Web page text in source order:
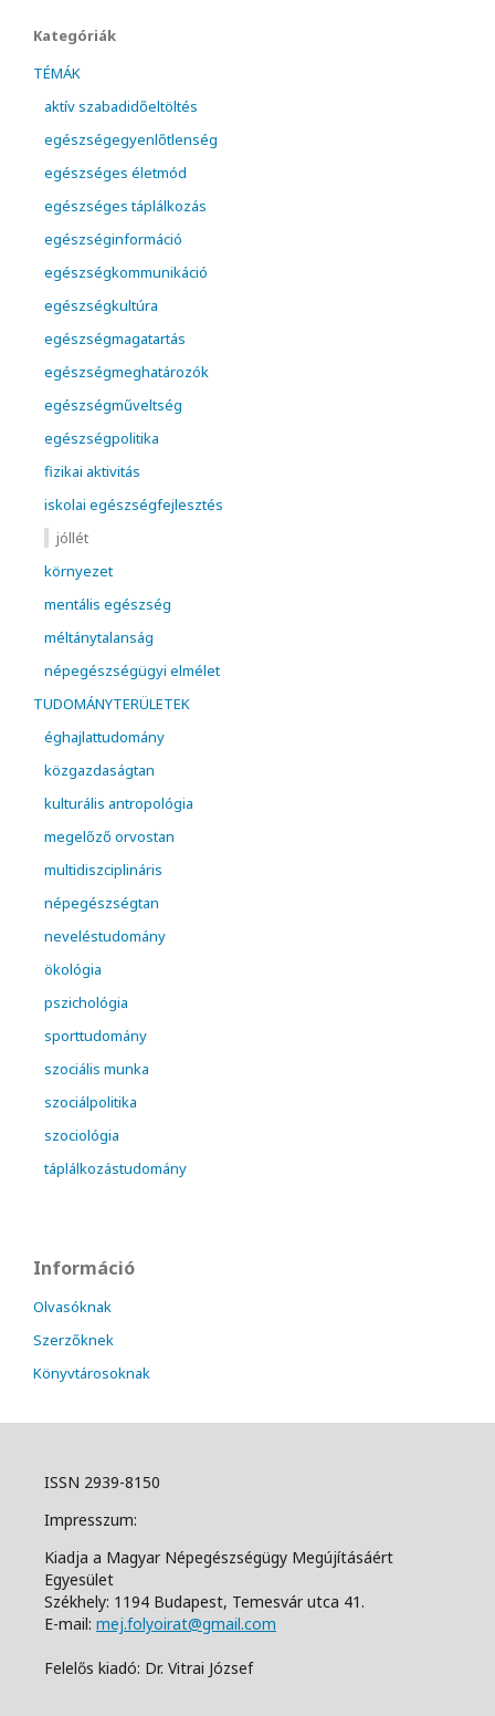
Kategóriák
TÉMÁK
aktív szabadidőeltöltés
egészségegyenlőtlenség
egészséges életmód
egészséges táplálkozás
egészséginformáció
egészségkommunikáció
egészségkultúra
egészségmagatartás
egészségmeghatározók
egészségműveltség
egészségpolitika
fizikai aktivitás
iskolai egészségfejlesztés
jóllét
környezet
mentális egészség
méltánytalanság
népegészségügyi elmélet
TUDOMÁNYTERÜLETEK
éghajlattudomány
közgazdaságtan
kulturális antropológia
megelőző orvostan
multidiszciplináris
népegészségtan
neveléstudomány
ökológia
pszichológia
sporttudomány
szociális munka
szociálpolitika
szociológia
táplálkozástudomány
Információ
Olvasóknak
Szerzőknek
Könyvtárosoknak
ISSN 2939-8150
Impresszum:
Kiadja a Magyar Népegészségügy Megújításáért
Egyesület
Székhely: 1194 Budapest, Temesvár utca 41.
E-mail: mej.folyoirat@gmail.com
Felelős kiadó: Dr. Vitrai József